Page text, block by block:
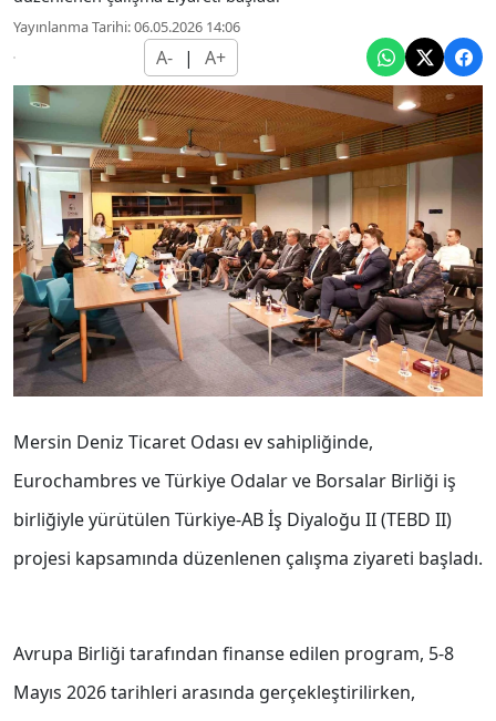
Yayınlanma Tarihi: 06.05.2026 14:06
A- | A+
Mersin Deniz Ticaret Odası ev sahipliğinde,
Eurochambres ve Türkiye Odalar ve Borsalar Birliği iş
birliğiyle yürütülen Türkiye-AB İş Diyaloğu II (TEBD II)
projesi kapsamında düzenlenen çalışma ziyareti başladı.
Avrupa Birliği tarafından finanse edilen program, 5-8
Mayıs 2026 tarihleri arasında gerçekleştirilirken,